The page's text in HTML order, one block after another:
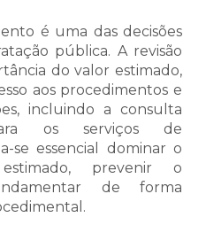
é uma das decisões
pública. A revisão
do valor estimado,
aos procedimentos e
incluindo a consulta
os serviços de
se essencial dominar o
prevenir o
de forma